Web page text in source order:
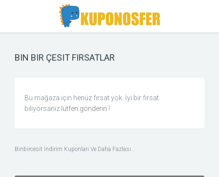
navigation
BIN BIR ÇESIT FIRSATLAR
Bu mağaza için henüz fırsat yok. İyi bir fırsat
biliyorsanız lütfen gönderin !
Binbircesit İndirim Kuponları Ve Daha Fazlası...